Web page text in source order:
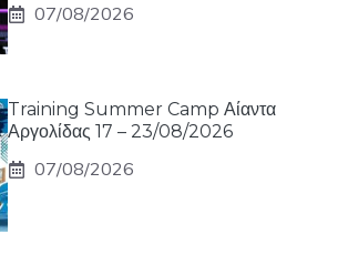
07/08/2026
Training Summer Camp Αίαντα
Αργολίδας 17 – 23/08/2026
07/08/2026